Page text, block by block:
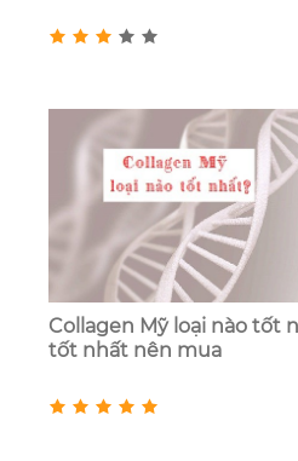
Collagen Mỹ loại nào tốt
tốt nhất nên mua